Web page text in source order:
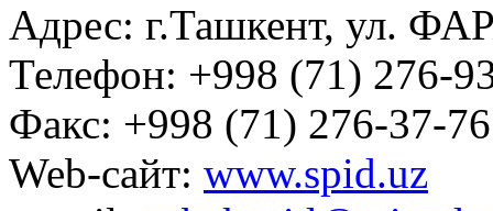
Адрес: г.Ташкент, ул.
Телефон: +998 (71) 276-
Факс: +998 (71) 276-37-76
Web-сайт: www.spid.uz